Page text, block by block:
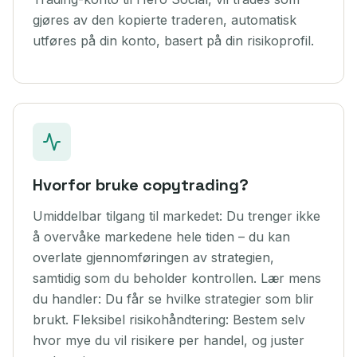
Copytrading FAQ
Her finner du ofte stilte spørsmål om Copytrading og vår app
Hero Social. Les gjennom og forstå hvordan du kan få mest
Webtrader
mange innebygde verktøy.
Webtrader FAQ
Kraftige grafer og et aktivt fellesskap med TradingView
Klassiske kontoer er utformet med tanke på tradere på
mellomnivå
Økonomisk kalender
Se vår finansielle kalender
Profesjonell konto
gjøres av den kopierte traderen, automatisk
utføres på din konto, basert på din risikoprofil.
Hvorfor bruke copytrading?
Umiddelbar tilgang til markedet: Du trenger ikke
å overvåke markedene hele tiden – du kan
overlate gjennomføringen av strategien,
samtidig som du beholder kontrollen. Lær mens
du handler: Du får se hvilke strategier som blir
brukt. Fleksibel risikohåndtering: Bestem selv
hvor mye du vil risikere per handel, og juster